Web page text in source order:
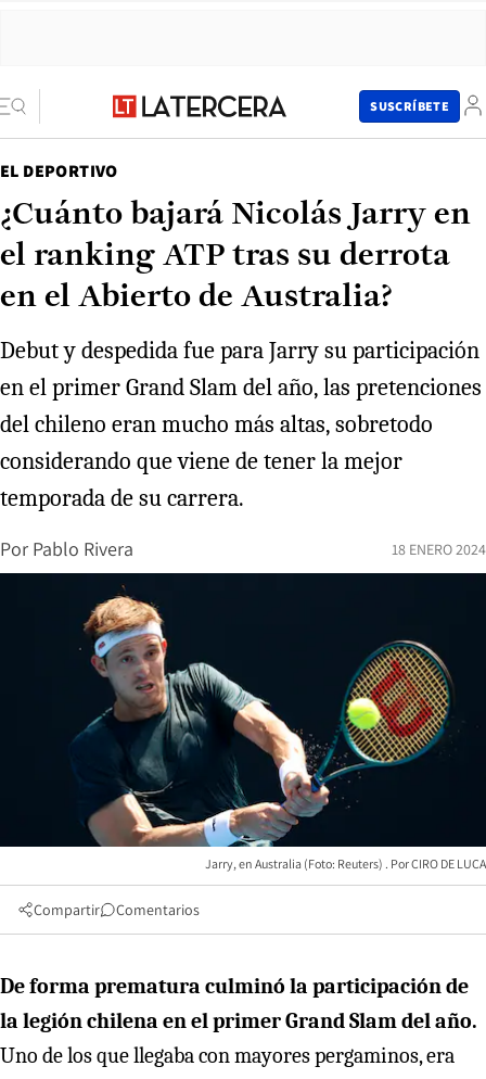
SUSCRÍBETE
EL DEPORTIVO
¿Cuánto bajará Nicolás Jarry en
el ranking ATP tras su derrota
en el Abierto de Australia?
Debut y despedida fue para Jarry su participación
en el primer Grand Slam del año, las pretenciones
del chileno eran mucho más altas, sobretodo
considerando que viene de tener la mejor
temporada de su carrera.
Por Pablo Rivera 18 ENERO 2024
Jarry, en Australia (Foto: Reuters) CIRO DE LUCA
Compartir Comentarios
De forma prematura culminó la participación de
la legión chilena en el primer Grand Slam del año.
Uno de los que llegaba con mayores pergaminos, era